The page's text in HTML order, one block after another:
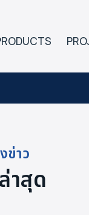
ข่าว
าสุด